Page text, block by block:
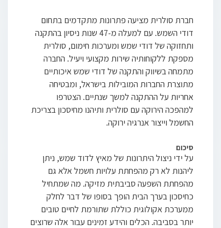
חברת סולרית מציעה פתרונות מתקדמים בתחום
דודי השמש. עם למעלה מ-47 שנות ניסיון בהתקנה
ותחזוקה של דודי שמש ומערכות חימום, סולרית
מספקת ללקוחותיה שירות מקצועי ויעיל. החברה
מתמחה בשיווק והתקנה של דודי שמש איכותיים
מתוצרת החברות המובילות בישראל, ומבטיחה
אחריות על ההתקנה למשך שנתיים. הצטרפו
למהפכה הירוקה עם סולרית ותיהנו מחיסכון בצריכת
החשמל וייצור אנרגיה ירוקה.
סיכום
על ידי ניצול היתרונות של מאיץ לדוד שמש, ניתן
ליהנות לא רק מהפחתת עלויות חשמל אלא גם
מהפחתת השפעה סביבתית מזיקה. מה שמתחיל
כחיסכון בערך הבית הופך בסופו של דבר לחלק
ממערכת אקולוגית כוללת שתורמת לחיים טובים
יותר בסביבה. הכלים והידע זמינים עבור אלה שרוצים